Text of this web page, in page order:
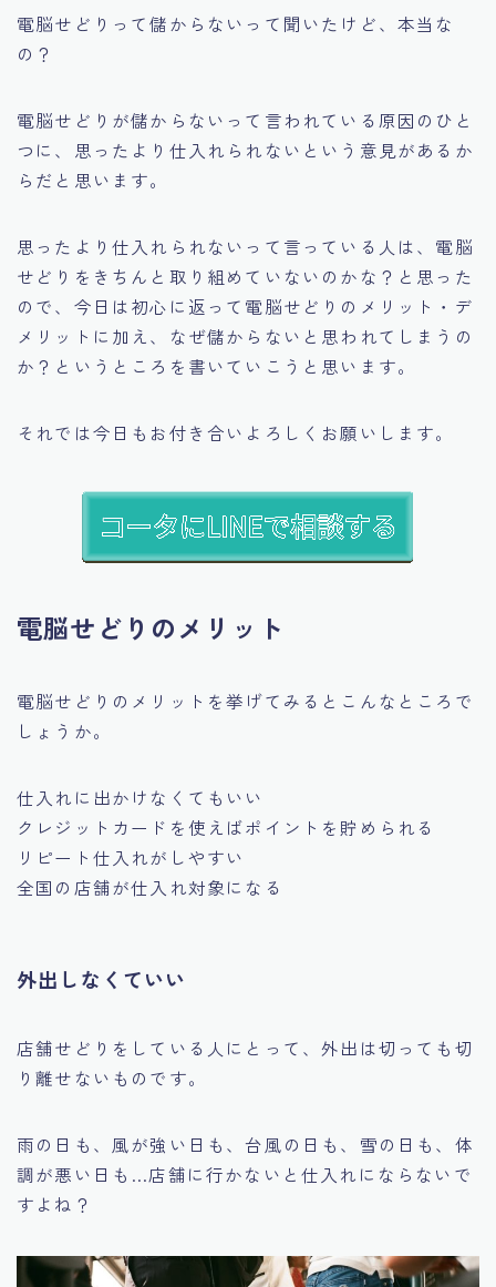
電脳せどりって儲からないって聞いたけど、本当な
の？
電脳せどりが儲からないって言われている原因のひと
つに、 思ったより仕入れられない という意見があるか
らだと思います。
思ったより仕入れられないって言っている人は、 電脳
せどりをきちんと取り組めていないのかな？ と思った
ので、今日は初心に返って 電脳せどりのメリット・デ
メリットに加え、なぜ儲からないと思われてしまうの
か？ というところを書いていこうと思います。
それでは今日もお付き合いよろしくお願いします。
電脳せどりのメリット
電脳せどりのメリットを挙げてみるとこんなところで
しょうか。
仕入れに出かけなくてもいい
クレジットカードを使えばポイントを貯められる
リピート仕入れがしやすい
全国の店舗が仕入れ対象になる
外出しなくていい
店舗せどりをしている人にとって、外出は切っても切
り離せないものです。
雨の日も、風が強い日も、台風の日も、雪の日も、体
調が悪い日も…店舗に行かないと仕入れにならないで
すよね？